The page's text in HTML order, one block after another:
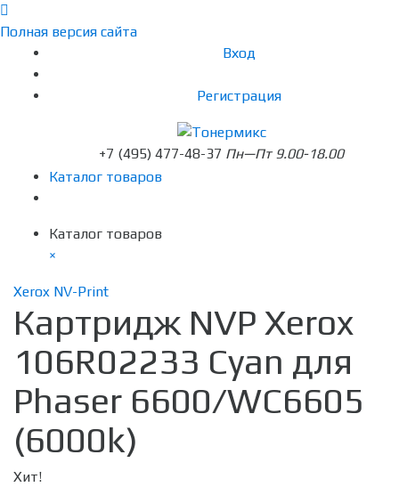
Полная версия сайта
Вход
Регистрация
+7 (495) 477-48-37 Пн—Пт 9.00-18.00
Каталог товаров
Каталог товаров
×
Xerox NV-Print
Картридж NVP Xerox
106R02233 Cyan для
Phaser 6600/WC6605
(6000k)
Хит!